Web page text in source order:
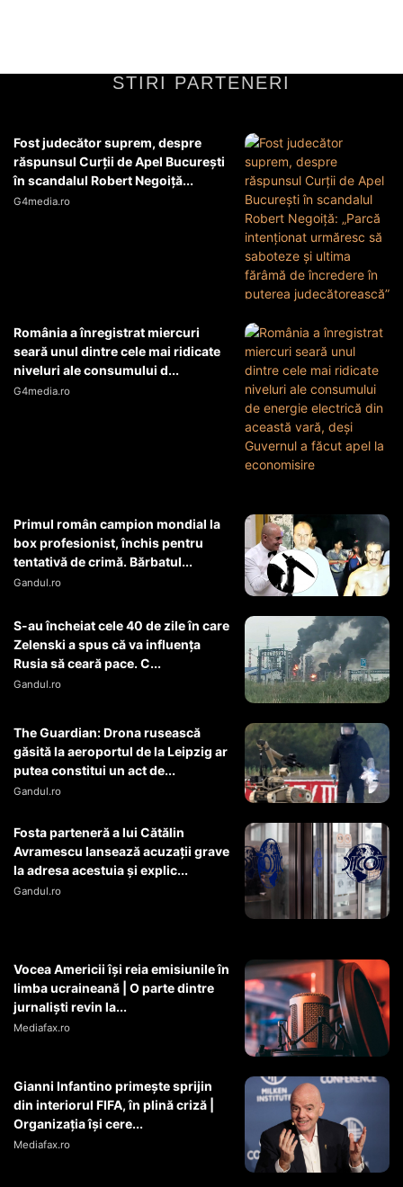
STIRI PARTENERI
Fost judecător suprem, despre
răspunsul Curții de Apel București
în scandalul Robert Negoiță...
G4media.ro
România a înregistrat miercuri
seară unul dintre cele mai ridicate
niveluri ale consumului d...
G4media.ro
Primul român campion mondial la
box profesionist, închis pentru
tentativă de crimă. Bărbatul...
Gandul.ro
S-au încheiat cele 40 de zile în care
Zelenski a spus că va influența
Rusia să ceară pace. C...
Gandul.ro
The Guardian: Drona rusească
găsită la aeroportul de la Leipzig ar
putea constitui un act de...
Gandul.ro
Fosta parteneră a lui Cătălin
Avramescu lansează acuzații grave
la adresa acestuia și explic...
Gandul.ro
Vocea Americii își reia emisiunile în
limba ucraineană | O parte dintre
jurnaliști revin la...
Mediafax.ro
Gianni Infantino primește sprijin
din interiorul FIFA, în plină criză |
Organizația își cere...
Mediafax.ro